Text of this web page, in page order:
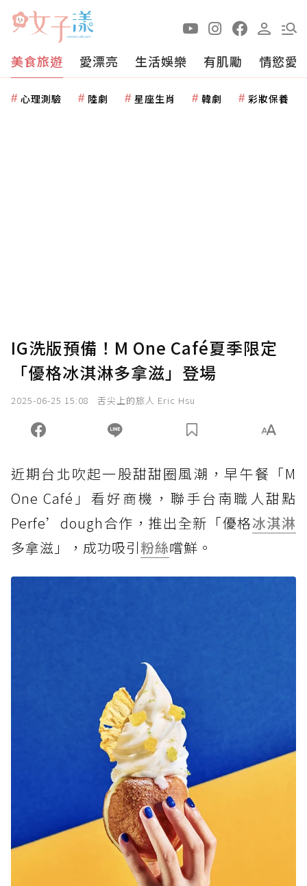
美食旅遊 愛漂亮 生活娛樂 有肌勵 情慾愛
心理測驗 陸劇 星座生肖 韓劇 彩妝保養
IG洗版預備！M One Café夏季限定
「優格冰淇淋多拿滋」登場
2025-06-25 15:08 舌尖上的旅人 Eric Hsu
近期台北吹起一股甜甜圈風潮，早午餐「M
One Café」看好商機，聯手台南職人甜點
Perfe’dough合作，推出全新「優格冰淇淋
多拿滋」，成功吸引粉絲嚐鮮。